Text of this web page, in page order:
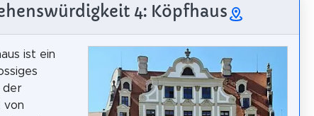
4: Köpfhaus
ist ein
der
von